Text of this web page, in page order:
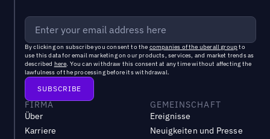
By clicking on subscribe you consent to the companies of the uberall groupto
use this data for email marketing on our products, services, and market trends as
described here. You can withdraw this consent at any time without affecting the
lawfulness of the processing before its withdrawal.
FIRMA
Über
Karriere
GEMEINSCHAFT
Ereignisse
Neuigkeiten und Presse